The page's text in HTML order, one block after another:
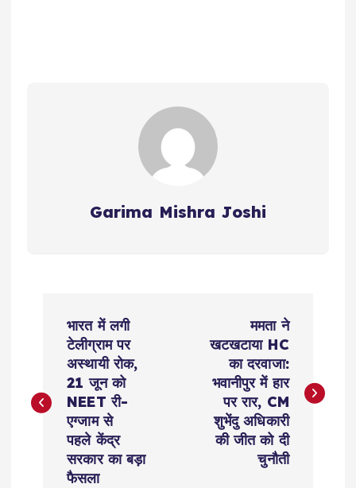
Garima Mishra Joshi
s
भारत में लगी
टेलीग्राम पर
अस्थायी रोक,
21 जून को
NEET री-
एग्जाम से
पहले केंद्र
सरकार का बड़ा
फैसला
ममता ने
खटखटाया HC
का दरवाजा:
भवानीपुर में हार
पर रार, CM
शुभेंदु अधिकारी
की जीत को दी
चुनौती